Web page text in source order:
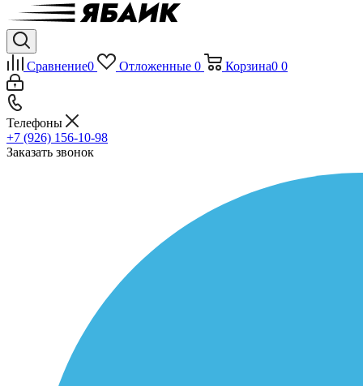
Сравнение0 Отложенные 0 Корзина0 0
Телефоны
+7 (926) 156-10-98
Заказать звонок